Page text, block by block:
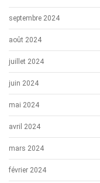
septembre 2024
août 2024
juillet 2024
juin 2024
mai 2024
avril 2024
mars 2024
février 2024